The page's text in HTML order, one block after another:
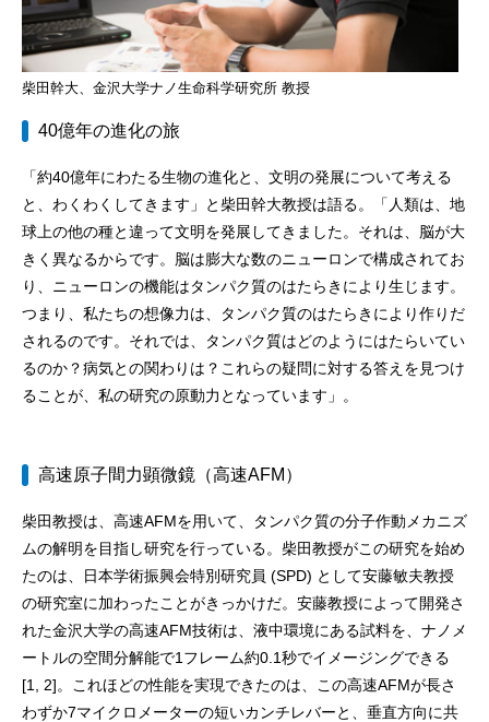
柴田幹大、金沢大学ナノ生命科学研究所 教授
40億年の進化の旅
「約40億年にわたる生物の進化と、文明の発展について考える
と、わくわくしてきます」と柴田幹大教授は語る。「人類は、地
球上の他の種と違って文明を発展してきました。それは、脳が大
きく異なるからです。脳は膨大な数のニューロンで構成されてお
り、ニューロンの機能はタンパク質のはたらきにより生じます。
つまり、私たちの想像力は、タンパク質のはたらきにより作りだ
されるのです。それでは、タンパク質はどのようにはたらいてい
るのか？病気との関わりは？これらの疑問に対する答えを見つけ
ることが、私の研究の原動力となっています」。
高速原子間力顕微鏡（高速AFM）
柴田教授は、高速AFMを用いて、タンパク質の分子作動メカニズ
ムの解明を目指し研究を行っている。柴田教授がこの研究を始め
たのは、日本学術振興会特別研究員 (SPD) として安藤敏夫教授
の研究室に加わったことがきっかけだ。安藤教授によって開発さ
れた金沢大学の高速AFM技術は、液中環境にある試料を、ナノメ
ートルの空間分解能で1フレーム約0.1秒でイメージングできる
[1, 2]。これほどの性能を実現できたのは、この高速AFMが長さ
わずか7マイクロメーターの短いカンチレバーと、垂直方向に共